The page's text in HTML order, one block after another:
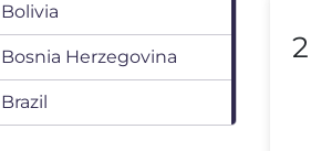
Bolivia
Bosnia Herzegovina
Brazil
2